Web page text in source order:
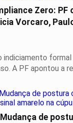
Zero: PF
Vorcaro,
indiciamento
A PF apontou a
de